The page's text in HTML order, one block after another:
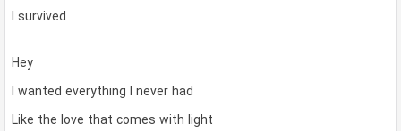
I survived
Hey
I wanted everything I never had
Like the love that comes with light